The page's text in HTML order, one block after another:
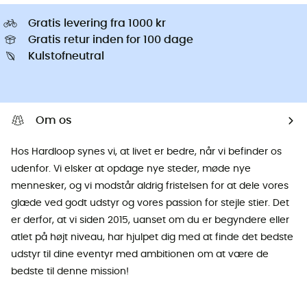
Gratis levering fra 1000 kr
Gratis retur inden for 100 dage
Kulstofneutral
Om os
Hos Hardloop synes vi, at livet er bedre, når vi befinder os
udenfor. Vi elsker at opdage nye steder, møde nye
mennesker, og vi modstår aldrig fristelsen for at dele vores
glæde ved godt udstyr og vores passion for stejle stier. Det
er derfor, at vi siden 2015, uanset om du er begyndere eller
atlet på højt niveau, har hjulpet dig med at finde det bedste
udstyr til dine eventyr med ambitionen om at være de
bedste til denne mission!